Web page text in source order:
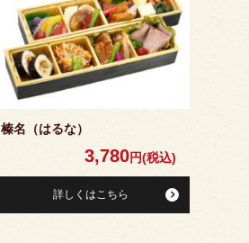
榛名（はるな）
3,780 円(税込)
詳しくはこちら